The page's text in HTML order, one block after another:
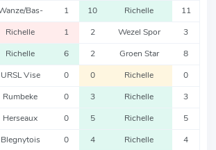
Bas- 1 10 Richelle 11
Richelle 1 2 Wezel Spor 3
Richelle 6 2 Groen Star 8
URSL Vise 0 0 Richelle 0
Rumbeke 0 3 Richelle 3
Herseaux 0 5 Richelle 5
Blegnytois 0 4 Richelle 4